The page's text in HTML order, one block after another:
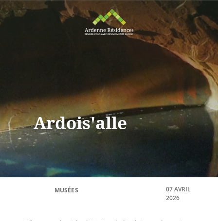
Ardois'alle
MUSÉES
07 AVRIL
2026